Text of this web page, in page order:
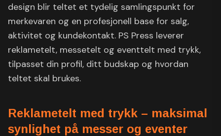
design blir teltet et tydelig samlingspunkt for
merkevaren og en profesjonell base for salg,
aktivitet og kundekontakt. PS Press leverer
reklametelt, messetelt og eventtelt med trykk,
tilpasset din profil, ditt budskap og hvordan
teltet skal brukes.
Reklametelt med trykk – maksimal
synlighet på messer og eventer